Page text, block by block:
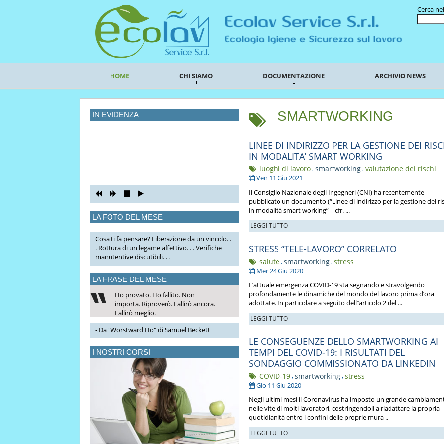
Cerca
HOME CHI SIAMO DOCUMENTAZIONE ARCHIVIO NEWS
IN EVIDENZA
LA FOTO DEL MESE
Cosa ti fa pensare? Liberazione da un vincolo. .
. Rottura di un legame affettivo. . . Verifiche
manutentive discutibili. . .
LA FRASE DEL MESE
Ho provato. Ho fallito. Non
importa. Riproverò. Fallirò ancora.
Fallirò meglio.
- Da "Worstward Ho" di Samuel Beckett
I NOSTRI CORSI
SMARTWORKING
LINEE DI INDIRIZZO PER LA GESTIONE DEI
IN MODALITA’ SMART WORKING
luoghi di lavoro,smartworking,valutazione dei rischi
Ven 11 Giu 2021
Il Consiglio Nazionale degli Ingegneri (CNI) ha recentemente
pubblicato un documento (“Linee di indirizzo per la gestione dei
in modalità smart working” – cfr. ...
LEGGI TUTTO
STRESS “TELE-LAVORO” CORRELATO
salute,smartworking,stress
Mer 24 Giu 2020
L’attuale emergenza COVID-19 sta segnando e stravolgendo
profondamente le dinamiche del mondo del lavoro prima d’ora
adottate. In particolare a seguito dell’’articolo 2 del ...
LEGGI TUTTO
LE CONSEGUENZE DELLO SMARTWORKING AI
TEMPI DEL COVID-19: I RISULTATI DEL
SONDAGGIO COMMISSIONATO DA LINKEDIN
COVID-19,smartworking,stress
Gio 11 Giu 2020
Negli ultimi mesi il Coronavirus ha imposto un grande
nelle vite di molti lavoratori, costringendoli a riadattare la propria
quotidianità entro i confini delle proprie mura ...
LEGGI TUTTO